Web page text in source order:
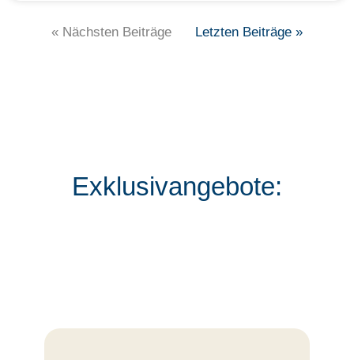
« Nächsten Beiträge Letzten Beiträge »
Exklusivangebote: